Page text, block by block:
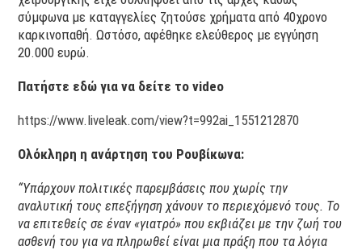
σύμφωνα με καταγγελίες ζητούσε χρήματα από 40χρονο
καρκινοπαθή. Ωστόσο, αφέθηκε ελεύθερος με εγγύηση
20.000 ευρώ.
Πατήστε εδώ για να δείτε το video
https://www.liveleak.com/view?t=992ai_1551212870
Ολόκληρη η ανάρτηση του Ρουβίκωνα:
“Υπάρχουν πολιτικές παρεμβάσεις που χωρίς την
αναλυτική τους επεξήγηση χάνουν το περιεχόμενό τους. Το
να επιτεθείς σε έναν «γιατρό» που εκβιάζει με την ζωή του
ασθενή του για να πληρωθεί είναι μια πράξη που τα λόγια